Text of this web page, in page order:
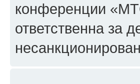
конференции
ответственна за